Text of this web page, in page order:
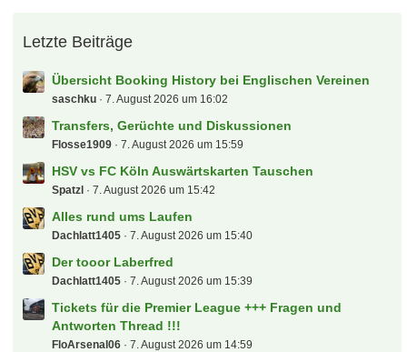
Letzte Beiträge
Übersicht Booking History bei Englischen Vereinen
saschku 7. August 2026 um 16:02
Transfers, Gerüchte und Diskussionen
Flosse1909 7. August 2026 um 15:59
HSV vs FC Köln Auswärtskarten Tauschen
Spatzl 7. August 2026 um 15:42
Alles rund ums Laufen
Dachlatt1405 7. August 2026 um 15:40
Der tooor Laberfred
Dachlatt1405 7. August 2026 um 15:39
Tickets für die Premier League +++ Fragen und
Antworten Thread !!!
FloArsenal06 7. August 2026 um 14:59